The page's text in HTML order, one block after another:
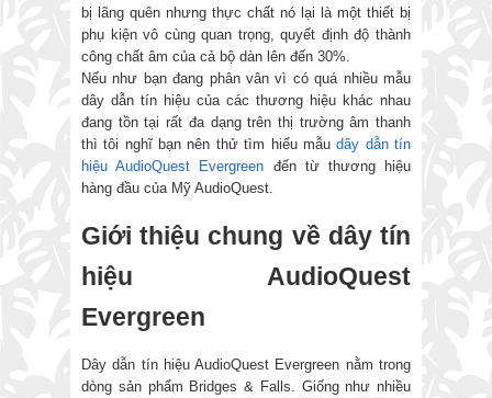
bị lãng quên nhưng thực chất nó lại là một thiết bị
phụ kiện vô cùng quan trọng, quyết định độ thành
công chất âm của cả bộ dàn lên đến 30%.
Nếu như bạn đang phân vân vì có quá nhiều mẫu
dây dẫn tín hiệu của các thương hiệu khác nhau
đang tồn tại rất đa dạng trên thị trường âm thanh
thì tôi nghĩ bạn nên thử tìm hiểu mẫudây dẫn tín
hiệu AudioQuest Evergreen đến từ thương hiệu
hàng đầu của Mỹ AudioQuest.
Giới thiệu chung về dây tín
hiệu AudioQuest
Evergreen
Dây dẫn tín hiệu AudioQuest Evergreen nằm trong
dòng sản phẩm Bridges & Falls. Giống như nhiều